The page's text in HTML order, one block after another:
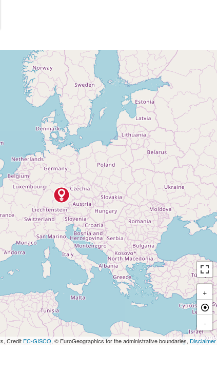
+
-
Credit EC-GISCO, © EuroGeographics for the administrative boundaries, Disclaimer